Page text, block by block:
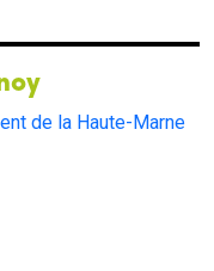
de la Haute-Marne